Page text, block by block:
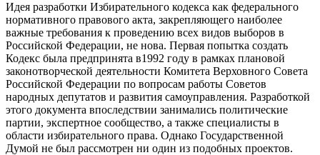
Идея разработки Избирательного кодекса как федерального
нормативного правового акта, закрепляющего наиболее
важные требования к проведению всех видов выборов в
Российской Федерации, не нова. Первая попытка создать
Кодекс была предпринята в1992 году в рамках плановой
законотворческой деятельности Комитета Верховного Совета
Российской Федерации по вопросам работы Советов
народных депутатов и развития самоуправления. Разработкой
этого документа впоследствии занимались политические
партии, экспертное сообщество, а также специалисты в
области избирательного права. Однако Государственной
Думой не был рассмотрен ни один из подобных проектов.